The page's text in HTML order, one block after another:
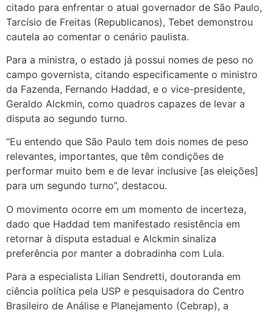
citado para enfrentar o atual governador de São Paulo,
Tarcísio de Freitas (Republicanos), Tebet demonstrou
cautela ao comentar o cenário paulista.
Para a ministra, o estado já possui nomes de peso no
campo governista, citando especificamente o ministro
da Fazenda, Fernando Haddad, e o vice-presidente,
Geraldo Alckmin, como quadros capazes de levar a
disputa ao segundo turno.
“Eu entendo que São Paulo tem dois nomes de peso
relevantes, importantes, que têm condições de
performar muito bem e de levar inclusive [as eleições]
para um segundo turno”, destacou.
O movimento ocorre em um momento de incerteza,
dado que Haddad tem manifestado resistência em
retornar à disputa estadual e Alckmin sinaliza
preferência por manter a dobradinha com Lula.
Para a especialista Lilian Sendretti, doutoranda em
ciência política pela USP e pesquisadora do Centro
Brasileiro de Análise e Planejamento (Cebrap), a